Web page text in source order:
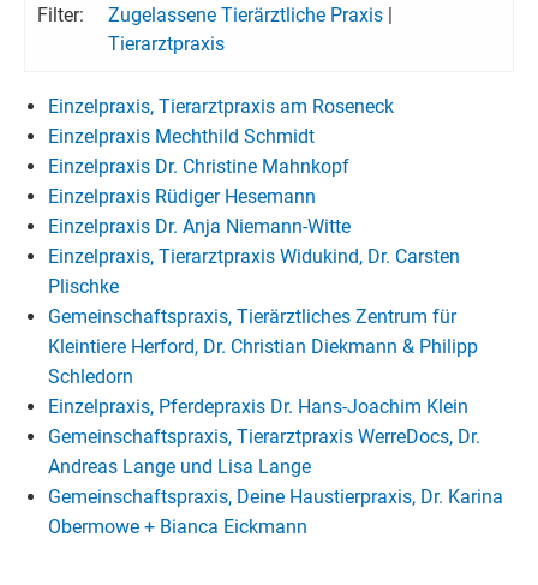
Filter:
Zugelassene Tierärztliche Praxis
Tierarztpraxis
Einzelpraxis, Tierarztpraxis am Roseneck
Einzelpraxis Mechthild Schmidt
Einzelpraxis Dr. Christine Mahnkopf
Einzelpraxis Rüdiger Hesemann
Einzelpraxis Dr. Anja Niemann-Witte
Einzelpraxis, Tierarztpraxis Widukind, Dr. Carsten
Plischke
Gemeinschaftspraxis, Tierärztliches Zentrum für
Kleintiere Herford, Dr. Christian Diekmann & Philipp
Schledorn
Einzelpraxis, Pferdepraxis Dr. Hans-Joachim Klein
Gemeinschaftspraxis, Tierarztpraxis WerreDocs, Dr.
Andreas Lange und Lisa Lange
Gemeinschaftspraxis, Deine Haustierpraxis, Dr. Karina
Obermowe + Bianca Eickmann